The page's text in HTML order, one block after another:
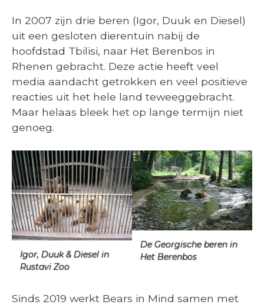
In 2007 zijn drie beren (Igor, Duuk en Diesel)
uit een gesloten dierentuin nabij de
hoofdstad Tbilisi, naar Het Berenbos in
Rhenen gebracht. Deze actie heeft veel
media aandacht getrokken en veel positieve
reacties uit het hele land teweeggebracht.
Maar helaas bleek het op lange termijn niet
genoeg.
Igor, Duuk & Diesel in
Rustavi Zoo
De Georgische beren in
Het Berenbos
Sinds 2019 werkt Bears in Mind samen met